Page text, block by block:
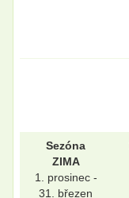
Sezóna
ZIMA
1. prosinec -
31. březen